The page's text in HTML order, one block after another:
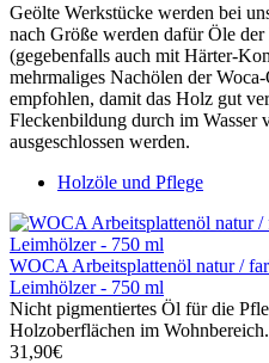
Geölte Werkstücke werden bei
nach Größe werden dafür Öle
(gegebenfalls auch mit Härter-
mehrmaliges Nachölen der
empfohlen, damit das Holz gut
Fleckenbildung durch im Wasser
ausgeschlossen werden.
Holzöle und Pflege
WOCA Arbeitsplattenöl natur /
Leimhölzer - 750 ml
Nicht pigmentiertes Öl für die
Holzoberflächen im
31,90€